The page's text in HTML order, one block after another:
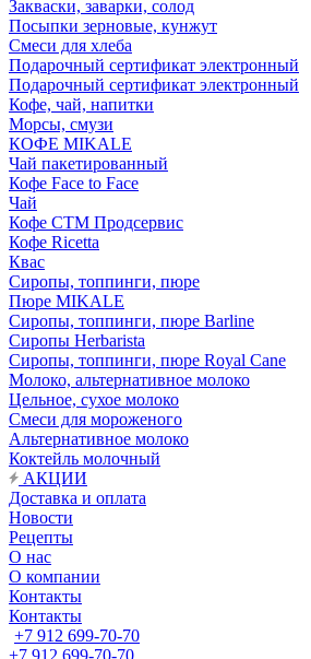
Закваски, заварки, солод
Посыпки зерновые, кунжут
Смеси для хлеба
Подарочный сертификат электронный
Подарочный сертификат электронный
Кофе, чай, напитки
Морсы, смузи
КОФЕ MIKALE
Чай пакетированный
Кофе Face to Face
Чай
Кофе СТМ Продсервис
Кофе Ricetta
Квас
Сиропы, топпинги, пюре
Пюре MIKALE
Сиропы, топпинги, пюре Barline
Сиропы Herbarista
Сиропы, топпинги, пюре Royal Cane
Молоко, альтернативное молоко
Цельное, сухое молоко
Смеси для мороженого
Альтернативное молоко
Коктейль молочный
АКЦИИ
Доставка и оплата
Новости
Рецепты
О нас
О компании
Контакты
Контакты
+7 912 699-70-70
+7 912 699-70-70